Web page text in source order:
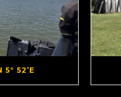
5° 52’E